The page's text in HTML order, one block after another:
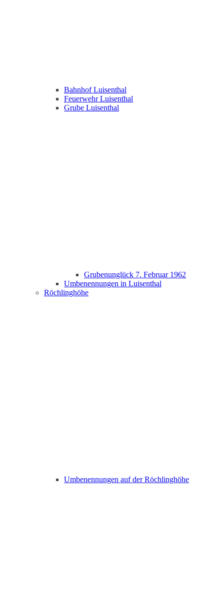
Bahnhof Luisenthal
Feuerwehr Luisenthal
Grube Luisenthal
Grubenunglück 7. Februar 1962
Umbenennungen in Luisenthal
Röchlinghöhe
Umbenennungen auf der Röchlinghöhe